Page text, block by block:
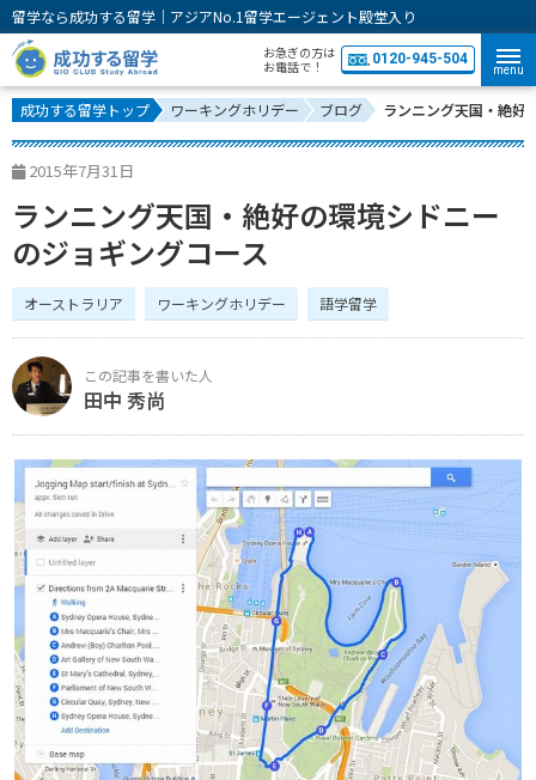
留学なら成功する留学｜アジアNo.1留学エージェント殿堂入り
お急ぎの方は
お電話で！
0120-945-504
menu
成功する留学トップ ワーキングホリデー ブログ ランニング天国・絶好
2015年7月31日
ランニング天国・絶好の環境シドニー
のジョギングコース
オーストラリア ワーキングホリデー 語学留学
田中 秀尚